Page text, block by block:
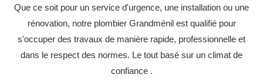
Que ce soit pour un service d'urgence, une installation ou une
rénovation, notre plombier Grandménil est qualifié pour
s'occuper des travaux de manière rapide, professionnelle et
dans le respect des normes. Le tout basé sur un climat de
confiance .